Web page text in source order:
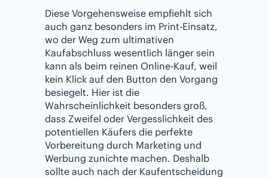
Diese Vorgehensweise empfiehlt sich
auch ganz besonders im Print-Einsatz,
wo der Weg zum ultimativen
Kaufabschluss wesentlich länger sein
kann als beim reinen Online-Kauf, weil
kein Klick auf den Button den Vorgang
besiegelt. Hier ist die
Wahrscheinlichkeit besonders groß,
dass Zweifel oder Vergesslichkeit des
potentiellen Käufers die perfekte
Vorbereitung durch Marketing und
Werbung zunichte machen. Deshalb
sollte auch nach der Kaufentscheidung